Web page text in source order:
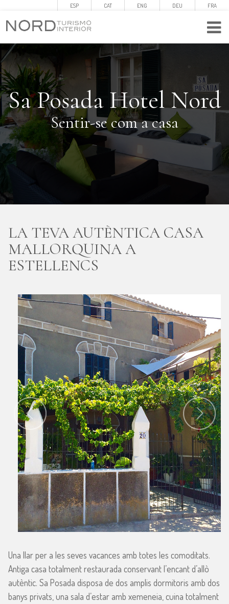
ESP CAT ENG DEU FRA
Sa Posada Hotel Nord
Sentir-se com a casa
LA TEVA AUTÈNTICA CASA
MALLORQUINA A
ESTELLENCS
Una llar per a les seves vacances amb totes les comoditats.
Antiga casa totalment restaurada conservant l’encant d’allò
autèntic. Sa Posada disposa de dos amplis dormitoris amb dos
banys privats, una sala d’estar amb xemeneia, cuina totalment